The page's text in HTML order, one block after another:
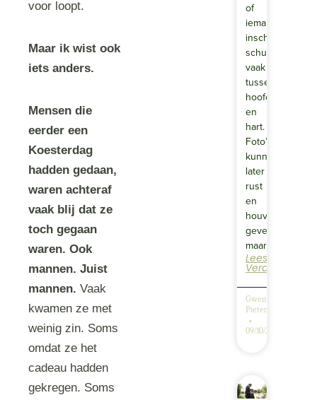
voor loopt.
Maar ik wist ook
iets anders.
Mensen die
eerder een
Koesterdag
hadden gedaan,
waren achteraf
vaak blij dat ze
toch gegaan
waren. Ook
mannen. Juist
mannen. Vaak
kwamen ze met
weinig zin. Soms
omdat ze het
cadeau hadden
gekregen. Soms
of
iemand
inschakelt,
schuurt
vaak
tussen
hoofd
en
hart.
Foto’s
kunnen
later
rust
en
houvast
geven,
maar…
Lees
Verder
Gwendolyn
Pieters
09/10/2025